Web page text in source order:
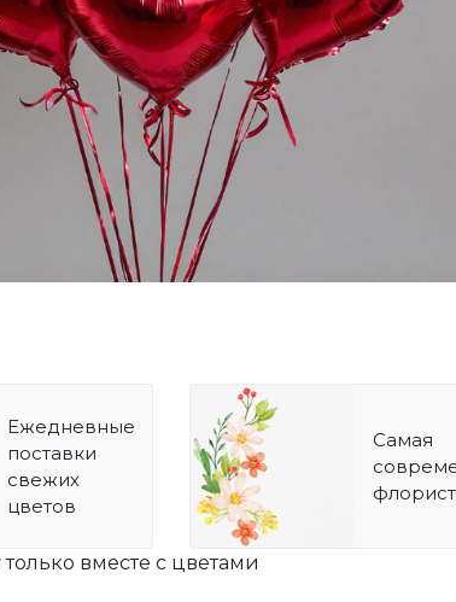
Ежедневные
поставки
свежих
цветов
Самая
вместе с цветами